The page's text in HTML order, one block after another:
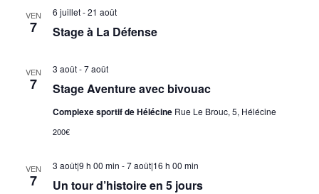
VEN
7 Stage à La Défense
6 juillet-21 août
VEN
7 Stage Aventure avec bivouac
3 août-7 août
Complexe sportif de Hélécine Rue Le Brouc, 5, Hélécine
200€
VEN
7 Un tour d’histoire en 5 jours
3 août|9 h 00 min -7 août|16 h 00 min